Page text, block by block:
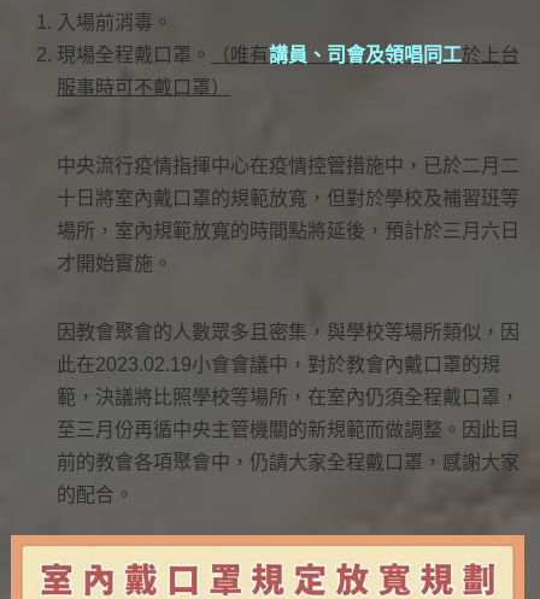
入場前消毒。
現場全程戴口罩。
（唯有講員、司會及領唱同工於上台
服事時可不戴口罩）
中央流行疫情指揮中心在疫情控管措施中，已於二月二
十日將室內戴口罩的規範放寬，但對於學校及補習班等
場所，室內規範放寬的時間點將延後，預計於三月六日
才開始實施。
因教會聚會的人數眾多且密集，與學校等場所類似，因
此在2023.02.19小會會議中，對於教會內戴口罩的規
範，決議將比照學校等場所，在室內仍須全程戴口罩，
至三月份再循中央主管機關的新規範而做調整。因此目
前的教會各項聚會中，仍請大家全程戴口罩，感謝大家
的配合。